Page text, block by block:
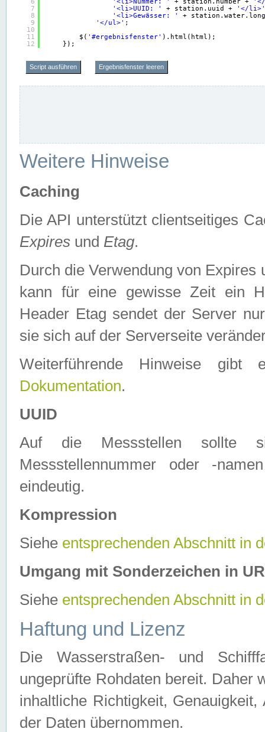
7
8
9
10
11
12
'<li>UUID: '
+ station.uuid +
'</li>'
'<li>Gewässer: '
+
'</ul>' ;
$( '#ergebnisfenster' ).html(html);
});
Script ausführen Ergebnisfenster leeren
Weitere Hinweise
Caching
Die API unterstützt clientseitiges
Expires und Etag.
Durch die Verwendung von
kann für eine gewisse Zeit ein
Header Etag sendet der Server
sie sich auf der Serverseite
Weiterführende Hinweise
Dokumentation.
UUID
Auf die Messstellen sollte
Messstellennummer oder -
eindeutig.
Kompression
Siehe entsprechenden Abschnitt in
Umgang mit Sonderzeichen in
Siehe entsprechenden Abschnitt in
Haftung und Lizenz
Die Wasserstraßen- und
ungeprüfte Rohdaten bereit. Daher
inhaltliche Richtigkeit,
der Daten übernommen.